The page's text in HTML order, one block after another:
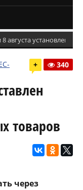
8 августа установлены
+ 340
товаров
через